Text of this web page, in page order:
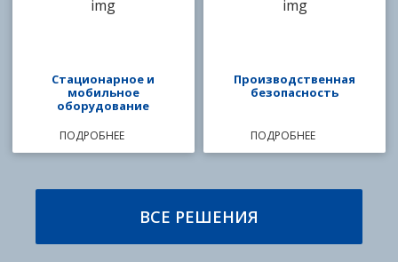
Стационарное и
мобильное
оборудование
ПОДРОБНЕЕ
Производственная
безопасность
ПОДРОБНЕЕ
ВСЕ РЕШЕНИЯ